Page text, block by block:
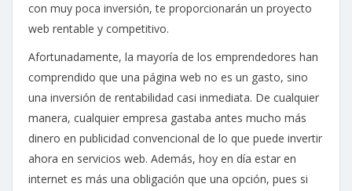
con muy poca inversión, te proporcionarán un proyecto
web rentable y competitivo.
Afortunadamente, la mayoría de los emprendedores han
comprendido que una página web no es un gasto, sino
una inversión de rentabilidad casi inmediata. De cualquier
manera, cualquier empresa gastaba antes mucho más
dinero en publicidad convencional de lo que puede invertir
ahora en servicios web. Además, hoy en día estar en
internet es más una obligación que una opción, pues si